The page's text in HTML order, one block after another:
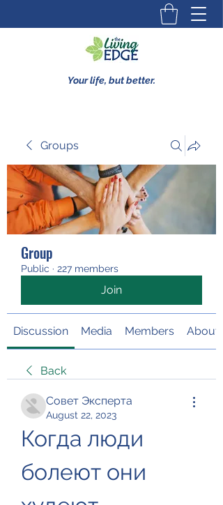
Your life, but better.
Groups
Group
Public · 227 members
Join
Discussion Media Members About
Back
Совет Эксперта
August 22, 2023
Когда люди
болеют они